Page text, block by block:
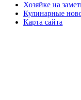
Хозяйке на
Кулинарные
Карта сайта